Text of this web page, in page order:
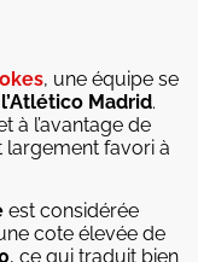
, une équipe se
l’Atlético Madrid.
à l’avantage de
favori à
est considérée
cote élevée de
, ce qui traduit bien